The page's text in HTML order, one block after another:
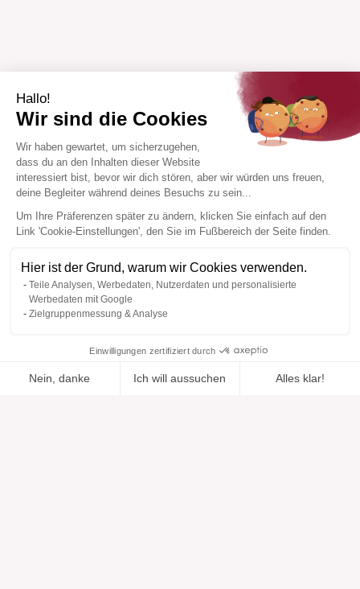
Hallo!
Wir sind die Cookies
Wir haben gewartet, um sicherzugehen,
dass du an den Inhalten dieser Website
interessiert bist, bevor wir dich stören, aber wir würden uns freuen,
deine Begleiter während deines Besuchs zu sein...
Um Ihre Präferenzen später zu ändern, klicken Sie einfach auf den
Link 'Cookie-Einstellungen', den Sie im Fußbereich der Seite finden.
Hier ist der Grund, warum wir Cookies verwenden.
Teile Analysen, Werbedaten, Nutzerdaten und personalisierte
Werbedaten mit Google
Zielgruppenmessung & Analyse
Einwilligungen zertifiziert durch
Nein, danke Ich will aussuchen Alles klar!
Zur Wishlist